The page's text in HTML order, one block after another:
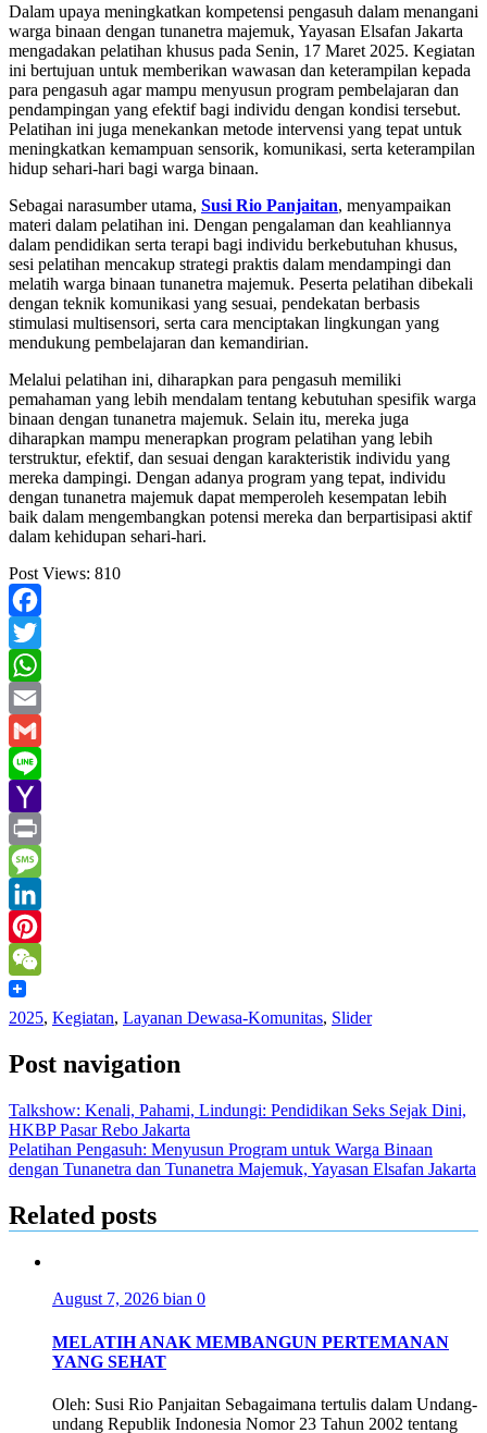
Dalam upaya meningkatkan kompetensi pengasuh dalam menangani
warga binaan dengan tunanetra majemuk, Yayasan Elsafan Jakarta
mengadakan pelatihan khusus pada Senin, 17 Maret 2025. Kegiatan
ini bertujuan untuk memberikan wawasan dan keterampilan kepada
para pengasuh agar mampu menyusun program pembelajaran dan
pendampingan yang efektif bagi individu dengan kondisi tersebut.
Pelatihan ini juga menekankan metode intervensi yang tepat untuk
meningkatkan kemampuan sensorik, komunikasi, serta keterampilan
hidup sehari-hari bagi warga binaan.
Sebagai narasumber utama, Susi Rio Panjaitan, menyampaikan
materi dalam pelatihan ini. Dengan pengalaman dan keahliannya
dalam pendidikan serta terapi bagi individu berkebutuhan khusus,
sesi pelatihan mencakup strategi praktis dalam mendampingi dan
melatih warga binaan tunanetra majemuk. Peserta pelatihan dibekali
dengan teknik komunikasi yang sesuai, pendekatan berbasis
stimulasi multisensori, serta cara menciptakan lingkungan yang
mendukung pembelajaran dan kemandirian.
Melalui pelatihan ini, diharapkan para pengasuh memiliki
pemahaman yang lebih mendalam tentang kebutuhan spesifik warga
binaan dengan tunanetra majemuk. Selain itu, mereka juga
diharapkan mampu menerapkan program pelatihan yang lebih
terstruktur, efektif, dan sesuai dengan karakteristik individu yang
mereka dampingi. Dengan adanya program yang tepat, individu
dengan tunanetra majemuk dapat memperoleh kesempatan lebih
baik dalam mengembangkan potensi mereka dan berpartisipasi aktif
dalam kehidupan sehari-hari.
Post Views: 810
Facebook
Twitter
WhatsApp
Email
Gmail
Line
Yahoo
Mail
Print
Message
LinkedIn
Pinterest
WeChat
2025, Kegiatan, Layanan Dewasa-Komunitas, Slider
Post navigation
Talkshow: Kenali, Pahami, Lindungi: Pendidikan Seks Sejak Dini,
HKBP Pasar Rebo Jakarta
Pelatihan Pengasuh: Menyusun Program untuk Warga Binaan
dengan Tunanetra dan Tunanetra Majemuk, Yayasan Elsafan Jakarta
Related posts
August 7, 2026 bian 0
MELATIH ANAK MEMBANGUN PERTEMANAN
YANG SEHAT
Oleh: Susi Rio Panjaitan Sebagaimana tertulis dalam Undang-
undang Republik Indonesia Nomor 23 Tahun 2002 tentang